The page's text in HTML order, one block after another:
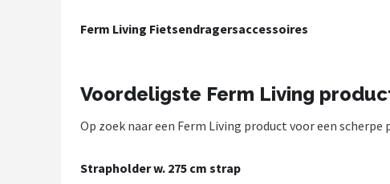
Ferm Living Fietsendragersaccessoires
Voordeligste Ferm Living
Op zoek naar een Ferm Living product voor een
Strapholder w. 275 cm strap